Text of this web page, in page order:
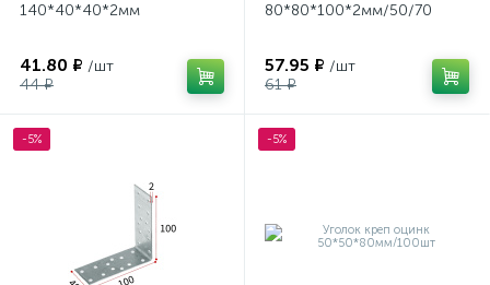
140*40*40*2мм
41.80 ₽ /шт
44 ₽
80*80*100*2мм/50/70
57.95 ₽ /шт
61 ₽
-5% -5%